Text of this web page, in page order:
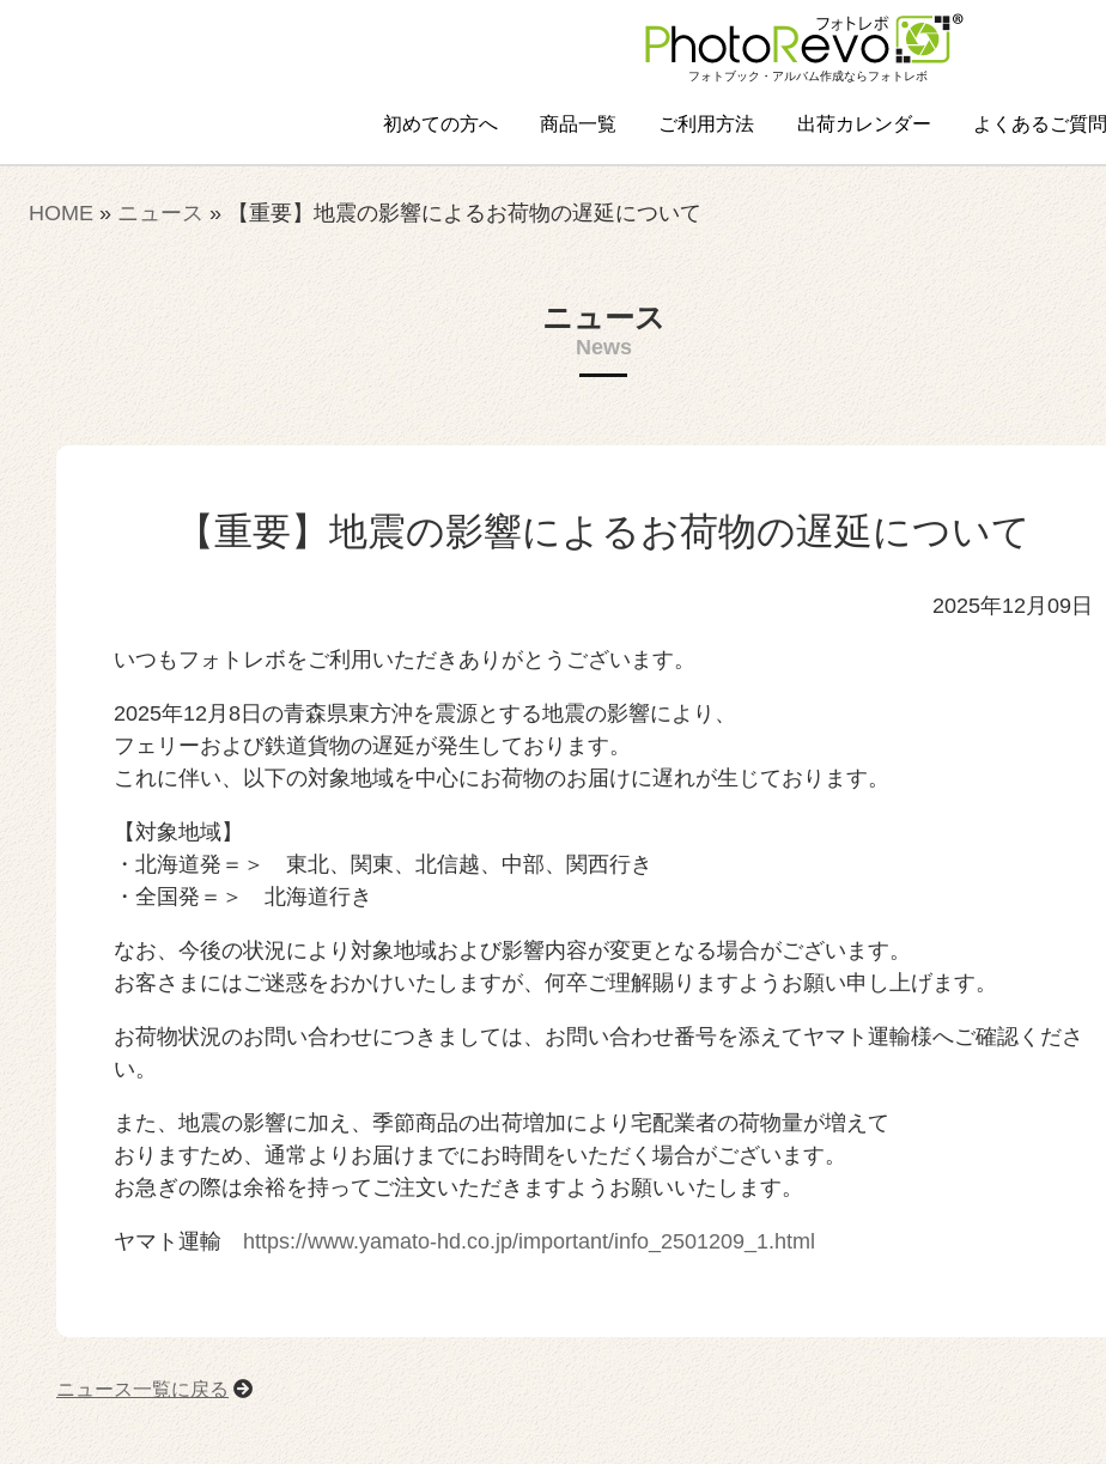
フォトブック・アルバム作成ならフォトレボ
初めての方へ 商品一覧 ご利用方法 出荷カレンダー よくあるご質問
HOME » ニュース » 【重要】地震の影響によるお荷物の遅延について
ニュース
News
【重要】地震の影響によるお荷物の遅延について
2025年12月09日
いつもフォトレボをご利用いただきありがとうございます。
2025年12月8日の青森県東方沖を震源とする地震の影響により、
フェリーおよび鉄道貨物の遅延が発生しております。
これに伴い、以下の対象地域を中心にお荷物のお届けに遅れが生じております。
【対象地域】
・北海道発＝＞ 東北、関東、北信越、中部、関西行き
・全国発＝＞ 北海道行き
なお、今後の状況により対象地域および影響内容が変更となる場合がございます。
お客さまにはご迷惑をおかけいたしますが、何卒ご理解賜りますようお願い申し上げます。
お荷物状況のお問い合わせにつきましては、お問い合わせ番号を添えてヤマト運輸様へご確認くださ
い。
また、地震の影響に加え、季節商品の出荷増加により宅配業者の荷物量が増えて
おりますため、通常よりお届けまでにお時間をいただく場合がございます。
お急ぎの際は余裕を持ってご注文いただきますようお願いいたします。
ヤマト運輸 https://www.yamato-hd.co.jp/important/info_2501209_1.html
ニュース一覧に戻る